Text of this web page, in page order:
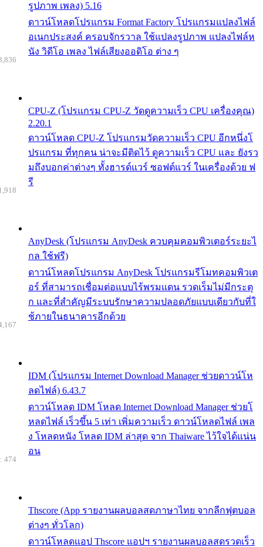
รูปภาพ เพลง) 5.16
ดาวน์โหลดโปรแกรม Format Factory โปรแกรมแปลงไฟล์
อเนกประสงค์ ครอบจักรวาล ใช้แปลงรูปภาพ แปลงไฟล์ห
นัง วิดีโอ เพลง ไฟล์เสียงออดิโอ ต่าง ๆ
CPU-Z (โปรแกรม CPU-Z วัดดูความเร็ว CPU เครื่องคุณ)
2.20.1
ดาวน์โหลด CPU-Z โปรแกรมวัดความเร็ว CPU อีกหนึ่งโ
ปรแกรม ที่ทุกคน น่าจะมีติดไว้ ดูความเร็ว CPU และ ยังรว
มถึงบอกค่าต่างๆ ทั้งฮารด์แวร์ ซอฟต์แวร์ ในเครื่องด้วย ฟ
รี
AnyDesk (โปรแกรม AnyDesk ควบคุมคอมพิวเตอร์ระยะไ
กล ใช้ฟรี)
ดาวน์โหลดโปรแกรม AnyDesk โปรแกรมรีโมทคอมพิวเต
อร์ ที่สามารถเชื่อมต่อแบบไร้พรมแดน รวดเร็มไม่มีกระตุ
ก และที่สำคัญมีระบบรักษาความปลอดภัยแบบเดียวกับที่ใ
ช้ภายในธนาคารอีกด้วย
IDM (โปรแกรม Internet Download Manager ช่วยดาวน์โห
ลดไฟล์) 6.43.7
ดาวน์โหลด IDM โหลด Internet Download Manager ช่วยโ
หลดไฟล์ เร็วขึ้น 5 เท่า เพิ่มความเร็ว ดาวน์โหลดไฟล์ เพล
ง โหลดหนัง โหลด IDM ล่าสุด จาก Thaiware ไว้ใจได้แน่น
อน
Thscore (App รายงานผลบอลสดภาษาไทย จากลีกฟุตบอล
ต่างๆ ทั่วโลก)
ดาวน์โหลดแอป Thscore แอปฯ รายงานผลบอลสดรวดเร็ว
474